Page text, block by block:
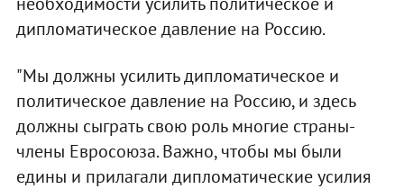
дипломатическое давление на Россию.
"Мы должны усилить дипломатическое и
политическое давление на Россию, и здесь
должны сыграть свою роль многие страны-
члены Евросоюза. Важно, чтобы мы были
едины и прилагали дипломатические усилия